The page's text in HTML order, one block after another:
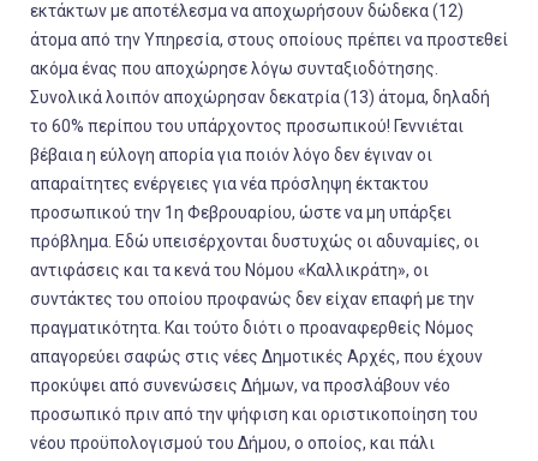
εκτάκτων με αποτέλεσμα να αποχωρήσουν δώδεκα (12)
άτομα από την Υπηρεσία, στους οποίους πρέπει να προστεθεί
ακόμα ένας που αποχώρησε λόγω συνταξιοδότησης.
Συνολικά λοιπόν αποχώρησαν δεκατρία (13) άτομα, δηλαδή
το 60% περίπου του υπάρχοντος προσωπικού! Γεννιέται
βέβαια η εύλογη απορία για ποιόν λόγο δεν έγιναν οι
απαραίτητες ενέργειες για νέα πρόσληψη έκτακτου
προσωπικού την 1η Φεβρουαρίου, ώστε να μη υπάρξει
πρόβλημα. Εδώ υπεισέρχονται δυστυχώς οι αδυναμίες, οι
αντιφάσεις και τα κενά του Νόμου «Καλλικράτη», οι
συντάκτες του οποίου προφανώς δεν είχαν επαφή με την
πραγματικότητα. Και τούτο διότι ο προαναφερθείς Νόμος
απαγορεύει σαφώς στις νέες Δημοτικές Αρχές, που έχουν
προκύψει από συνενώσεις Δήμων, να προσλάβουν νέο
προσωπικό πριν από την ψήφιση και οριστικοποίηση του
νέου προϋπολογισμού του Δήμου, ο οποίος, και πάλι